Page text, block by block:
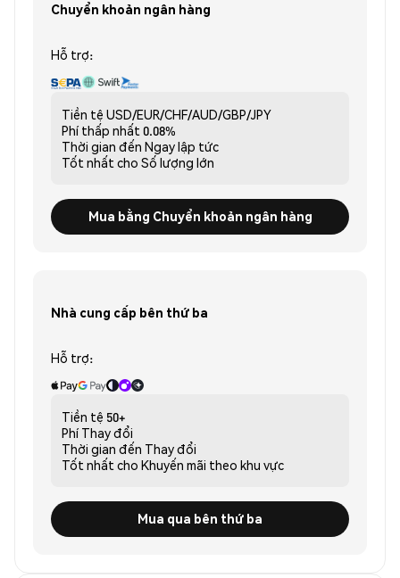
Chuyển khoản ngân hàng
Hỗ trợ:
Tiền tệ USD/EUR/CHF/AUD/GBP/JPY
Phí thấp nhất 0.08%
Thời gian đến Ngay lập tức
Tốt nhất cho Số lượng lớn
Mua bằng Chuyển khoản ngân hàng
Nhà cung cấp bên thứ ba
Hỗ trợ:
Tiền tệ 50+
Phí Thay đổi
Thời gian đến Thay đổi
Tốt nhất cho Khuyến mãi theo khu vực
Mua qua bên thứ ba